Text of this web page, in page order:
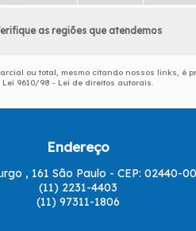
as regiões que atendemos
ou total, mesmo citando nossos links, é
Lei 9610/98 - Lei de direitos autorais.
Endereço
, 161 São Paulo - CEP: 02440-
(11) 2231-4403
(11) 97311-1806